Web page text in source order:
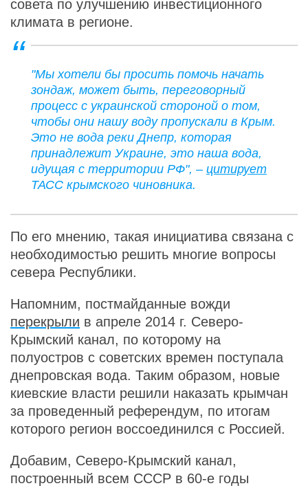
совета по улучшению инвестиционного
климата в регионе.
"Мы хотели бы просить помочь начать
зондаж, может быть, переговорный
процесс с украинской стороной о том,
чтобы они нашу воду пропускали в Крым.
Это не вода реки Днепр, которая
принадлежит Украине, это наша вода,
идущая с территории РФ", – цитирует
ТАСС крымского чиновника.
По его мнению, такая инициатива связана с
необходимостью решить многие вопросы
севера Республики.
Напомним, постмайданные вожди
перекрыли в апреле 2014 г. Северо-
Крымский канал, по которому на
полуостров с советских времен поступала
днепровская вода. Таким образом, новые
киевские власти решили наказать крымчан
за проведенный референдум, по итогам
которого регион воссоединился с Россией.
Добавим, Северо-Крымский канал,
построенный всем СССР в 60-е годы